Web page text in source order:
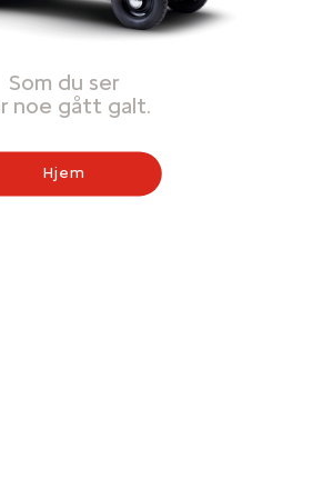
Som du ser
noe gått galt.
Hjem